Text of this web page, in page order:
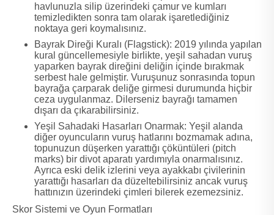
havlunuzla silip üzerindeki çamur ve kumları
temizledikten sonra tam olarak işaretlediğiniz
noktaya geri koymalısınız.
Bayrak Direği Kuralı (Flagstick): 2019 yılında yapılan
kural güncellemesiyle birlikte, yeşil sahadan vuruş
yaparken bayrak direğini deliğin içinde bırakmak
serbest hale gelmiştir. Vuruşunuz sonrasında topun
bayrağa çarparak deliğe girmesi durumunda hiçbir
ceza uygulanmaz. Dilerseniz bayrağı tamamen
dışarı da çıkarabilirsiniz.
Yeşil Sahadaki Hasarları Onarmak: Yeşil alanda
diğer oyuncuların vuruş hatlarını bozmamak adına,
topunuzun düşerken yarattığı çöküntüleri (pitch
marks) bir divot aparatı yardımıyla onarmalısınız.
Ayrıca eski delik izlerini veya ayakkabı çivilerinin
yarattığı hasarları da düzeltebilirsiniz ancak vuruş
hattınızın üzerindeki çimleri bilerek ezemezsiniz.
Skor Sistemi ve Oyun Formatları